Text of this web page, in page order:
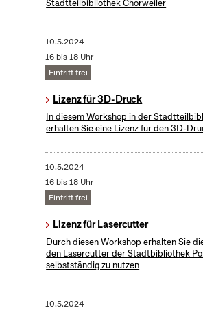
Stadtteilbibliothek Chorweiler
10.5.2024
16 bis 18 Uhr
Eintritt frei
Lizenz für 3D-Druck
In diesem Workshop in der
erhalten Sie eine Lizenz für den 3D-
10.5.2024
16 bis 18 Uhr
Eintritt frei
Lizenz für Lasercutter
Durch diesen Workshop erhalten Sie
den Lasercutter der Stadtbibliothek
selbstständig zu nutzen
10.5.2024